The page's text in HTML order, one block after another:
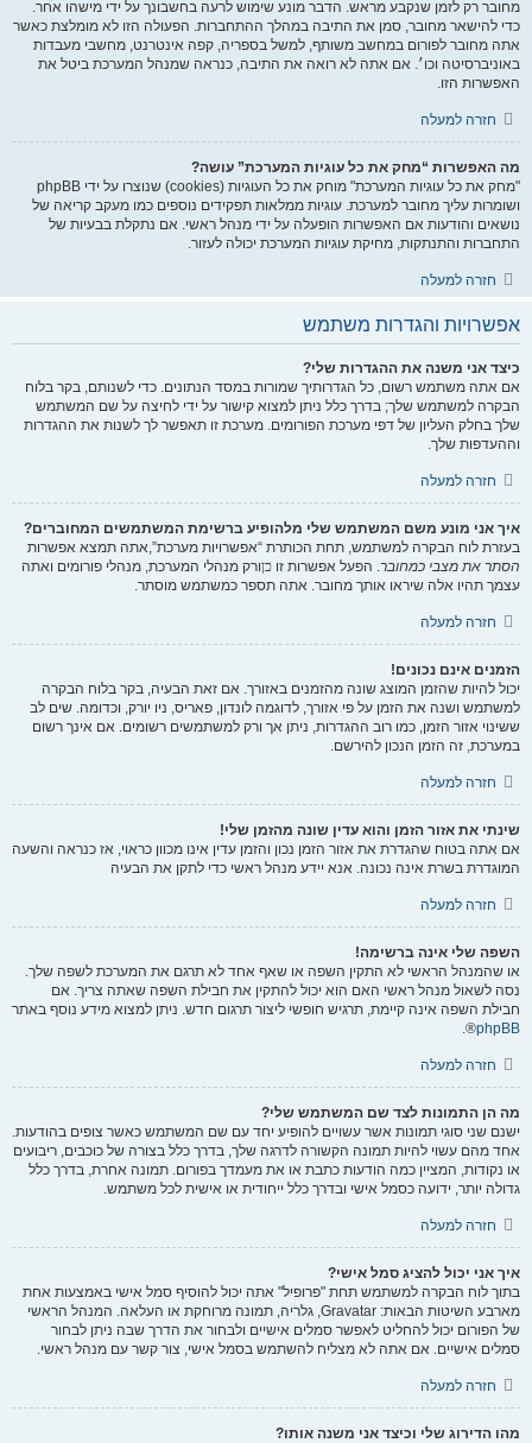
מחובר רק לזמן שנקבע מראש. הדבר מונע שימוש לרעה בחשבונך על ידי מישהו אחר.
כדי להישאר מחובר, סמן את התיבה במהלך ההתחברות. הפעולה הזו לא מומלצת כאשר
אתה מחובר לפורום במחשב משותף, למשל בספריה, קפה אינטרנט, מחשבי מעבדות
באוניברסיטה וכו׳. אם אתה לא רואה את התיבה, כנראה שמנהל המערכת ביטל את
האפשרות הזו.
חזרה למעלה
מה האפשרות “מחק את כל עוגיות המערכת” עושה?
"מחק את כל עוגיות המערכת" מוחק את כל העוגיות (cookies) שנוצרו על ידי phpBB
ושומרות עליך מחובר למערכת. עוגיות ממלאות תפקידים נוספים כמו מעקב קריאה של
נושאים והודעות אם האפשרות הופעלה על ידי מנהל ראשי. אם נתקלת בבעיות של
התחברות והתנתקות, מחיקת עוגיות המערכת יכולה לעזור.
חזרה למעלה
אפשרויות והגדרות משתמש
כיצד אני משנה את ההגדרות שלי?
אם אתה משתמש רשום, כל הגדרותיך שמורות במסד הנתונים. כדי לשנותם, בקר בלוח
הבקרה למשתמש שלך; בדרך כלל ניתן למצוא קישור על ידי לחיצה על שם המשתמש
שלך בחלק העליון של דפי מערכת הפורומים. מערכת זו תאפשר לך לשנות את ההגדרות
וההעדפות שלך.
חזרה למעלה
איך אני מונע משם המשתמש שלי מלהופיע ברשימת המשתמשים המחוברים?
בעזרת לוח הבקרה למשתמש, תחת הכותרת “אפשרויות מערכת”,אתה תמצא אפשרות
הסתר את מצבי כמחובר. הפעל אפשרות זו כןורק מנהלי המערכת, מנהלי פורומים ואתה
עצמך תהיו אלה שיראו אותך מחובר. אתה תספר כמשתמש מוסתר.
חזרה למעלה
הזמנים אינם נכונים!
יכול להיות שהזמן המוצג שונה מהזמנים באזורך. אם זאת הבעיה, בקר בלוח הבקרה
למשתמש ושנה את הזמן על פי אזורך, לדוגמה לונדון, פאריס, ניו יורק, וכדומה. שים לב
ששינוי אזור הזמן, כמו רוב ההגדרות, ניתן אך ורק למשתמשים רשומים. אם אינך רשום
במערכת, זה הזמן הנכון להירשם.
חזרה למעלה
שינתי את אזור הזמן והוא עדין שונה מהזמן שלי!
אם אתה בטוח שהגדרת את אזור הזמן נכון והזמן עדין אינו מכוון כראוי, אז כנראה והשעה
המוגדרת בשרת אינה נכונה. אנא יידע מנהל ראשי כדי לתקן את הבעיה
חזרה למעלה
השפה שלי אינה ברשימה!
או שהמנהל הראשי לא התקין השפה או שאף אחד לא תרגם את המערכת לשפה שלך.
נסה לשאול מנהל ראשי האם הוא יכול להתקין את חבילת השפה שאתה צריך. אם
חבילת השפה אינה קיימת, תרגיש חופשי ליצור תרגום חדש. ניתן למצוא מידע נוסף באתר
phpBB
®.
חזרה למעלה
מה הן התמונות לצד שם המשתמש שלי?
ישנם שני סוגי תמונות אשר עשויים להופיע יחד עם שם המשתמש כאשר צופים בהודעות.
אחד מהם עשוי להיות תמונה הקשורה לדרגה שלך, בדרך כלל בצורה של כוכבים, ריבועים
או נקודות, המציין כמה הודעות כתבת או את מעמדך בפורום. תמונה אחרת, בדרך כלל
גדולה יותר, ידועה כסמל אישי ובדרך כלל ייחודית או אישית לכל משתמש.
חזרה למעלה
איך אני יכול להציג סמל אישי?
בתוך לוח הבקרה למשתמש תחת "פרופיל" אתה יכול להוסיף סמל אישי באמצעות אחת
מארבע השיטות הבאות: Gravatar, גלריה, תמונה מרוחקת או העלאה. המנהל הראשי
של הפורום יכול להחליט לאפשר סמלים אישיים ולבחור את הדרך שבה ניתן לבחור
סמלים אישיים. אם אתה לא מצליח להשתמש בסמל אישי, צור קשר עם מנהל ראשי.
חזרה למעלה
מהו הדירוג שלי וכיצד אני משנה אותו?